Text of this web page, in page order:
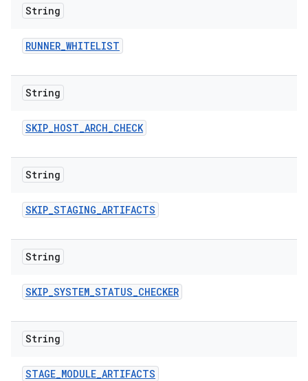
String
RUNNER_WHITELIST
String
SKIP_HOST_ARCH_CHECK
String
SKIP_STAGING_ARTIFACTS
String
SKIP_SYSTEM_STATUS_CHECKER
String
STAGE_MODULE_ARTIFACTS